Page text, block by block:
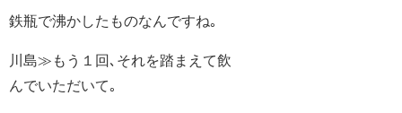
鉄瓶で沸かしたものなんですね｡
川島≫もう１回､それを踏まえて飲
んでいただいて｡